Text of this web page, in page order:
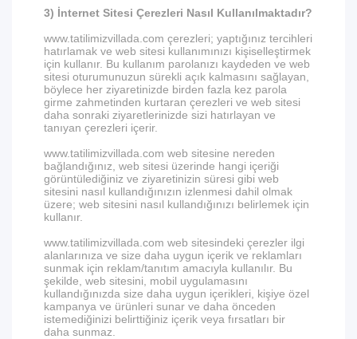
3) İnternet Sitesi Çerezleri Nasıl Kullanılmaktadır?
www.tatilimizvillada.com çerezleri; yaptığınız tercihleri
hatırlamak ve web sitesi kullanımınızı kişiselleştirmek
için kullanır. Bu kullanım parolanızı kaydeden ve web
sitesi oturumunuzun sürekli açık kalmasını sağlayan,
böylece her ziyaretinizde birden fazla kez parola
girme zahmetinden kurtaran çerezleri ve web sitesi
daha sonraki ziyaretlerinizde sizi hatırlayan ve
tanıyan çerezleri içerir.
www.tatilimizvillada.com web sitesine nereden
bağlandığınız, web sitesi üzerinde hangi içeriği
görüntülediğiniz ve ziyaretinizin süresi gibi web
sitesini nasıl kullandığınızın izlenmesi dahil olmak
üzere; web sitesini nasıl kullandığınızı belirlemek için
kullanır.
www.tatilimizvillada.com web sitesindeki çerezler ilgi
alanlarınıza ve size daha uygun içerik ve reklamları
sunmak için reklam/tanıtım amacıyla kullanılır. Bu
şekilde, web sitesini, mobil uygulamasını
kullandığınızda size daha uygun içerikleri, kişiye özel
kampanya ve ürünleri sunar ve daha önceden
istemediğinizi belirttiğiniz içerik veya fırsatları bir
daha sunmaz.